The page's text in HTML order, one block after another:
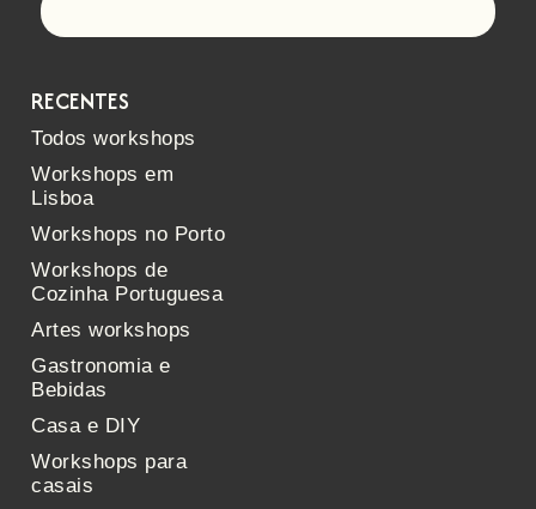
RECENTES
Todos workshops
Workshops em
Lisboa
Workshops no Porto
Workshops de
Cozinha Portuguesa
Artes workshops
Gastronomia e
Bebidas
Casa e DIY
Workshops para
casais